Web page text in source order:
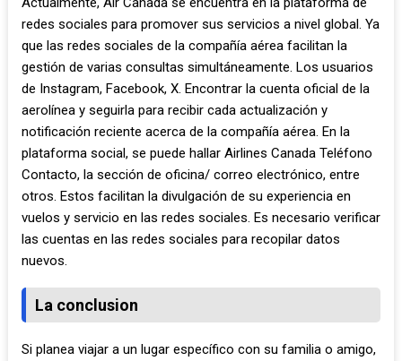
redes sociales para promover sus servicios a nivel global. Ya
que las redes sociales de la compañía aérea facilitan la
gestión de varias consultas simultáneamente. Los usuarios
de Instagram, Facebook, X. Encontrar la cuenta oficial de la
aerolínea y seguirla para recibir cada actualización y
notificación reciente acerca de la compañía aérea. En la
plataforma social, se puede hallar Airlines Canada Teléfono
Contacto, la sección de oficina/ correo electrónico, entre
otros. Estos facilitan la divulgación de su experiencia en
vuelos y servicio en las redes sociales. Es necesario verificar
las cuentas en las redes sociales para recopilar datos
nuevos.
La conclusion
Si planea viajar a un lugar específico con su familia o amigo,